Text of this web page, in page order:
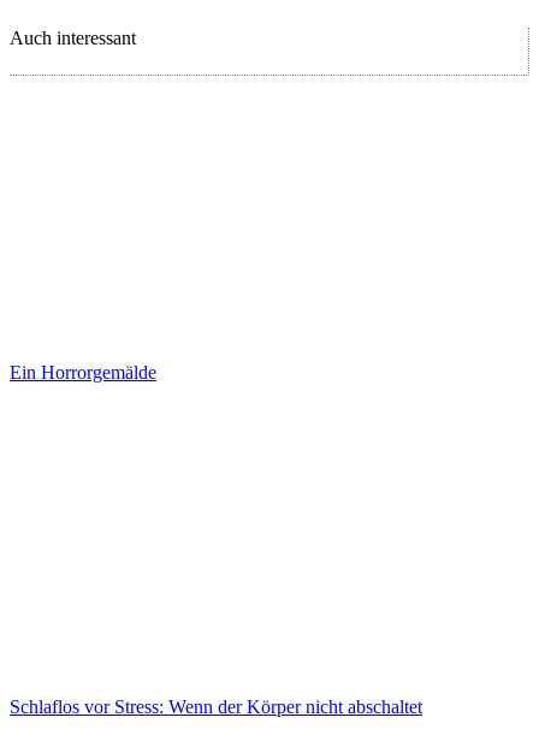
Auch interessant
Ein Horrorgemälde
Schlaflos vor Stress: Wenn der Körper nicht abschaltet